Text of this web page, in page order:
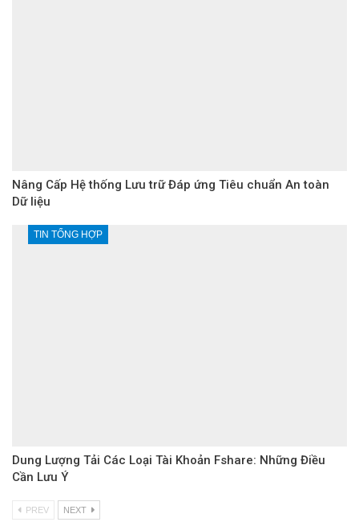
Nâng Cấp Hệ thống Lưu trữ Đáp ứng Tiêu chuẩn An toàn
Dữ liệu
TIN TỔNG HỢP
Dung Lượng Tải Các Loại Tài Khoản Fshare: Những Điều
Cần Lưu Ý
PREV NEXT